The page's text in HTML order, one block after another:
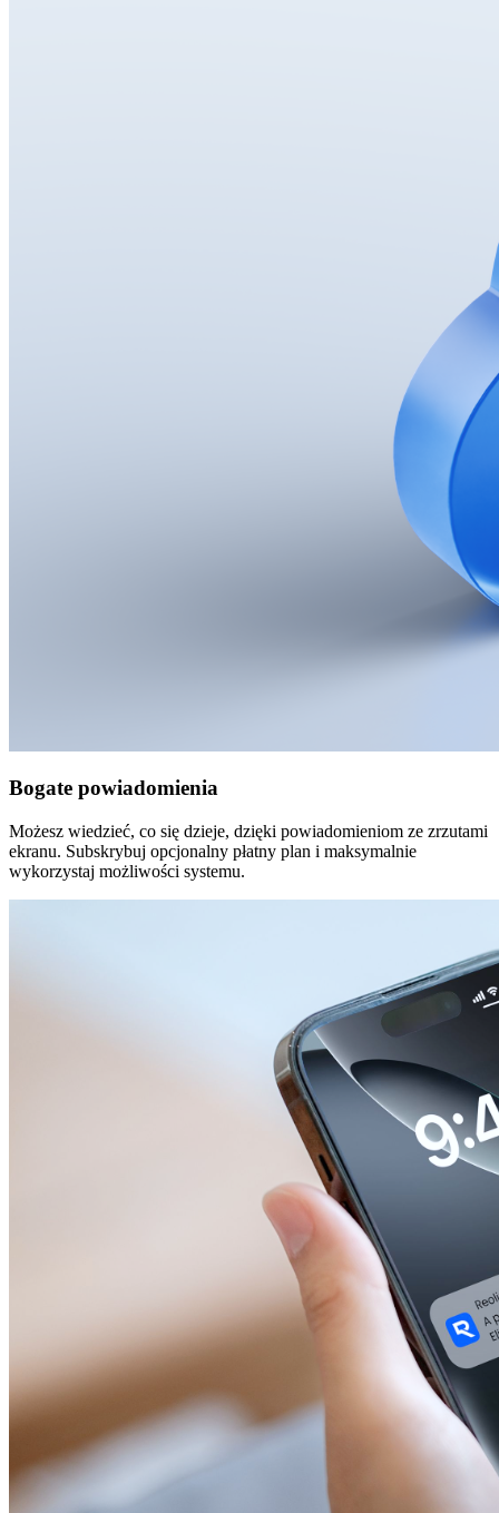
Bogate powiadomienia
Możesz wiedzieć, co się dzieje, dzięki powiadomieniom ze zrzutami
ekranu. Subskrybuj opcjonalny płatny plan i maksymalnie
wykorzystaj możliwości systemu.